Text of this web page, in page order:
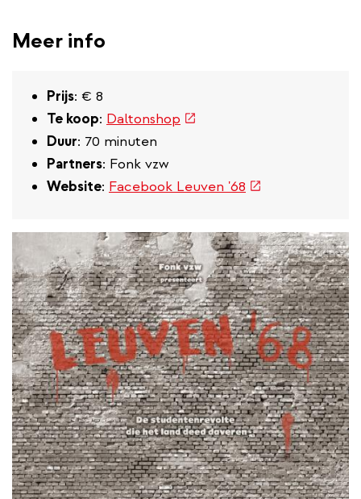
Meer info
Prijs: € 8
Te koop: Daltonshop (externe
Duur: 70 minuten
Partners: Fonk vzw
Website: Facebook Leuven '68 (externe